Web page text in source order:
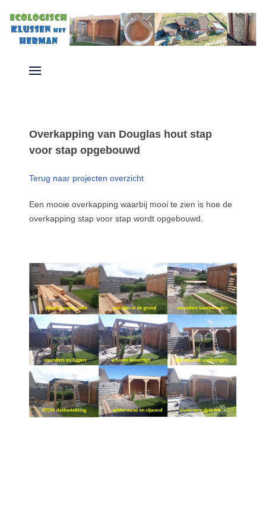
Overkapping van Douglas hout stap
voor stap opgebouwd
Terug naar projecten overzicht
Een mooie overkapping waarbij mooi te zien is hoe de
overkapping stap voor stap wordt opgebouwd.